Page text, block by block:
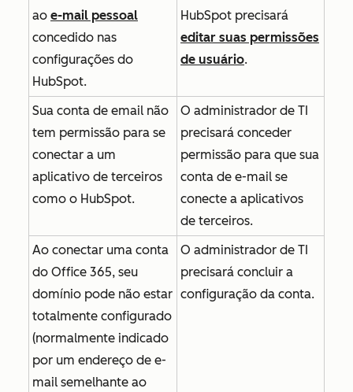
ao e-mail pessoal
concedido nas
configurações do
HubSpot.
HubSpot precisará
editar suas permissões
de usuário.
Sua conta de email não
tem permissão para se
conectar a um
aplicativo de terceiros
como o HubSpot.
O administrador de TI
precisará conceder
permissão para que sua
conta de e-mail se
conecte a aplicativos
de terceiros.
Ao conectar uma conta
do Office 365, seu
domínio pode não estar
totalmente configurado
(normalmente indicado
por um endereço de e-
mail semelhante ao
O administrador de TI
precisará concluir a
configuração da conta.